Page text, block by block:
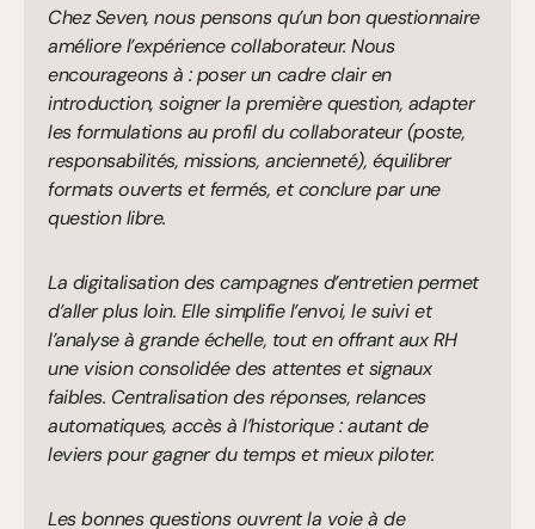
Chez Seven, nous pensons qu’un bon questionnaire
améliore l’expérience collaborateur. Nous
encourageons à : poser un cadre clair en
introduction, soigner la première question, adapter
les formulations au profil du collaborateur (poste,
responsabilités, missions, ancienneté), équilibrer
formats ouverts et fermés, et conclure par une
question libre.
La digitalisation des campagnes d’entretien permet
d’aller plus loin. Elle simplifie l’envoi, le suivi et
l’analyse à grande échelle, tout en offrant aux RH
une vision consolidée des attentes et signaux
faibles. Centralisation des réponses, relances
automatiques, accès à l’historique : autant de
leviers pour gagner du temps et mieux piloter.
Les bonnes questions ouvrent la voie à de